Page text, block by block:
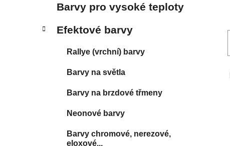
Barvy pro vysoké teploty
Efektové barvy
Rallye (vrchní) barvy
Barvy na světla
Barvy na brzdové třmeny
Neonové barvy
Barvy chromové, nerezové,
eloxové...